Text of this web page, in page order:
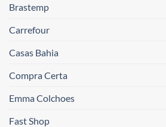
Brastemp
Carrefour
Casas Bahia
Compra Certa
Emma Colchoes
Fast Shop